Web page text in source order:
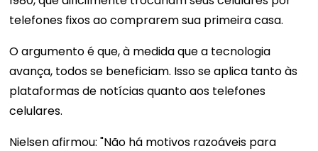
telefones fixos ao comprarem sua primeira casa.
O argumento é que, à medida que a tecnologia
avança, todos se beneficiam. Isso se aplica tanto às
plataformas de notícias quanto aos telefones
celulares.
Nielsen afirmou: "Não há motivos razoáveis ​​para